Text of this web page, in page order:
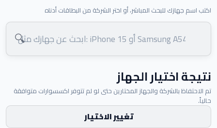
اكتب اسم جهازك للبحث المباشر، أو اختر الشركة من البطاقات أدناه
🔍
نتيجة اختيار الجهاز
تم الاحتفاظ بالشركة والجهاز المختارين حتى لو لم تتوفر اكسسوارات متوافقة
حالياً.
تغيير الاختيار